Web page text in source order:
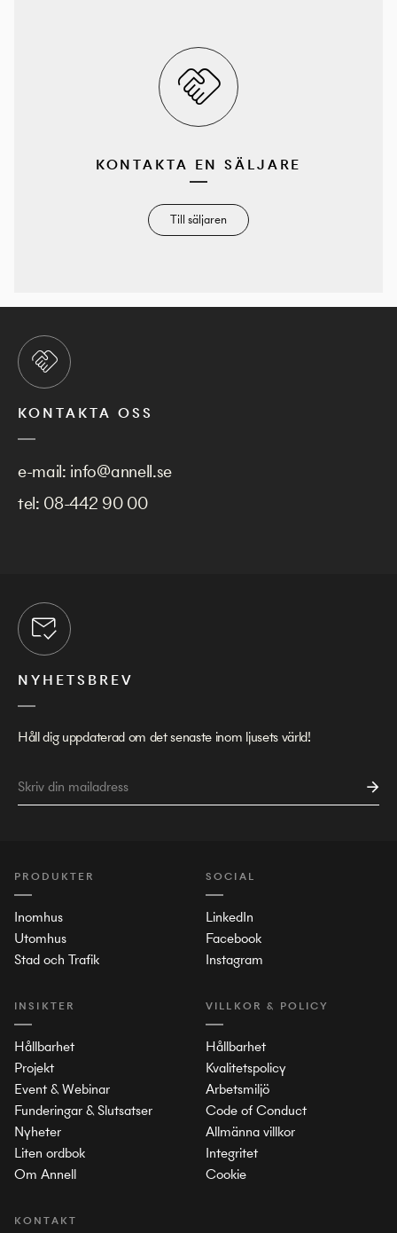
KONTAKTA EN SÄLJARE
Till säljaren
KONTAKTA OSS
e-mail: info@annell.se
tel: 08-442 90 00
NYHETSBREV
Håll dig uppdaterad om det senaste inom ljusets värld!
PRODUKTER
Inomhus
Utomhus
Stad och Trafik
INSIKTER
Hållbarhet
Projekt
Event & Webinar
Funderingar & Slutsatser
Nyheter
Liten ordbok
Om Annell
KONTAKT
SOCIAL
LinkedIn
Facebook
Instagram
VILLKOR & POLICY
Hållbarhet
Kvalitetspolicy
Arbetsmiljö
Code of Conduct
Allmänna villkor
Integritet
Cookie